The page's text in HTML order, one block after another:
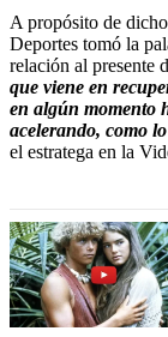
A propósito de
Deportes tomó la
relación al presente
que viene en
en algún momento
acelerando, como
el estratega en la